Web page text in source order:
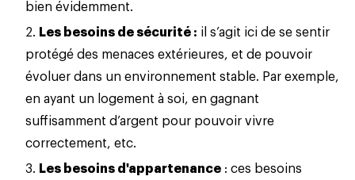
bien évidemment.
Les besoins de sécurité : il s’agit ici de se sentir
protégé des menaces extérieures, et de pouvoir
évoluer dans un environnement stable. Par exemple,
en ayant un logement à soi, en gagnant
suffisamment d’argent pour pouvoir vivre
correctement, etc.
Les besoins d'appartenance : ces besoins